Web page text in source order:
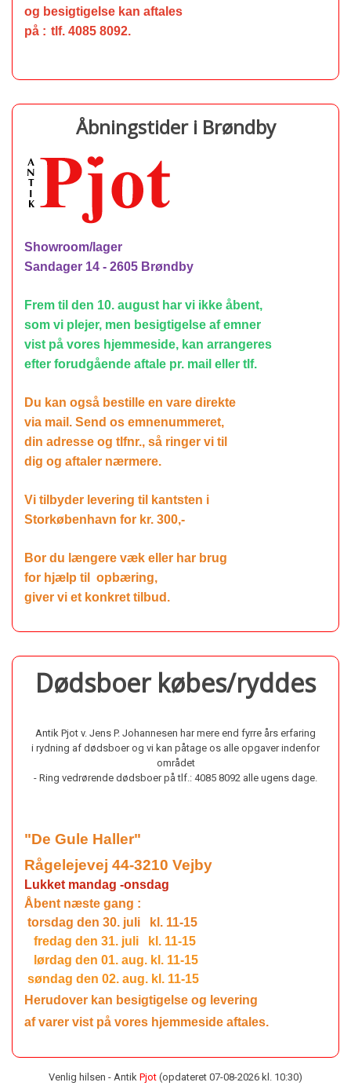
og besigtigelse kan aftales
på : tlf. 4085 8092.
Åbningstider i Brøndby
Showroom/lager
Sandager 14 - 2605 Brøndby
Frem til den 10. august har vi ikke åbent,
som vi plejer, men besigtigelse af emner
vist på vores hjemmeside, kan arrangeres
efter forudgående aftale pr. mail eller tlf.
Du kan også bestille en vare direkte
via mail. Send os emnenummeret,
din adresse og tlfnr., så ringer vi til
dig og aftaler nærmere.
Vi tilbyder levering til kantsten i
Storkøbenhavn for kr. 300,-
Bor du længere væk eller har brug
for hjælp til
opbæring,
giver vi et konkret tilbud.
Dødsboer købes/ryddes
Antik Pjot v. Jens P. Johannesen har mere end fyrre års erfaring
i rydning af dødsboer og vi kan påtage os alle opgaver indenfor
området
- Ring vedrørende dødsboer på tlf.: 4085 8092 alle ugens dage.
"De Gule Haller"
Rågelejevej 44-3210 Vejby
Lukket mandag -onsdag
Åbent næste gang :
torsdag den 30. juli kl. 11-15
fredag den 31. juli kl. 11-15
lørdag den 01. aug. kl. 11-15
søndag den 02. aug. kl. 11-15
Herudover kan besigtigelse og l evering
afvarer vist på vores hjemmeside aftales.
Venlig hilsen - Antik Pjot (opdateret 07-08-2026 kl. 10:30)